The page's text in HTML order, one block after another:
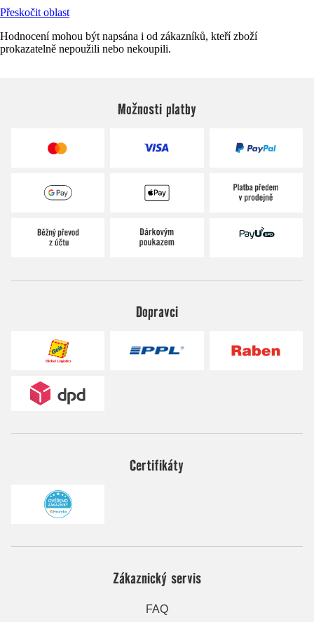
Přeskočit oblast
Hodnocení mohou být napsána i od zákazníků, kteří zboží
prokazatelně nepoužili nebo nekoupili.
Možnosti platby
Dopravci
Certifikáty
Zákaznický servis
FAQ